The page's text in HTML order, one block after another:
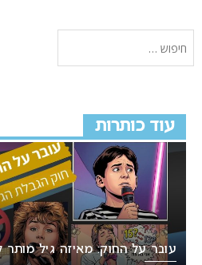
עוד כותרות
עובר על החוק: מאיזה גיל מותר